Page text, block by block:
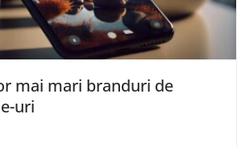
mai mari branduri de
uri